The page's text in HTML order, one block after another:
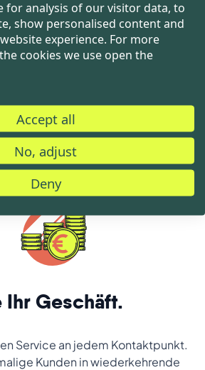
lässt sich nahtlos in Ihre
einfügen. Mit einer einfachen
Ihr Geschäft.
Service an jedem Kontaktpunkt.
Kunden in wiederkehrende
for analysis of our visitor data, to
show personalised content and
experience. For more
cookies we use open the
Accept all
No, adjust
Deny